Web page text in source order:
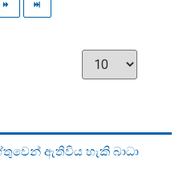
ඇතිවිය හැකි බාධා